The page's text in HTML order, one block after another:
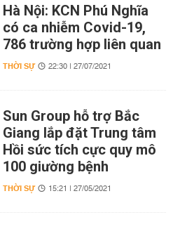
Hà Nội: KCN Phú Nghĩa
có ca nhiễm Covid-19,
786 trường hợp liên quan
THỜI SỰ 22:30 | 27/07/2021
Sun Group hỗ trợ Bắc
Giang lắp đặt Trung tâm
Hồi sức tích cực quy mô
100 giường bệnh
THỜI SỰ 15:21 | 27/05/2021